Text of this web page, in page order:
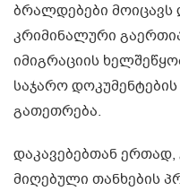
ბრალდებები
კრიმინალური
იმიგრაციის
საჯარო
გათეთრება.
დაკავებებთან
მიღებული თანხების